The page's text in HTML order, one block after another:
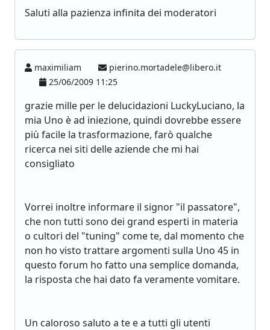
Saluti alla pazienza infinita dei moderatori
maximiliam
pierino.mortadele@libero.it
25/06/2009 11:25
grazie mille per le delucidazioni LuckyLuciano, la
mia Uno è ad iniezione, quindi dovrebbe essere
più facile la trasformazione, farò qualche
ricerca nei siti delle aziende che mi hai
consigliato
Vorrei inoltre informare il signor "il passatore",
che non tutti sono dei grand esperti in materia
o cultori del "tuning" come te, dal momento che
non ho visto trattare argomenti sulla Uno 45 in
questo forum ho fatto una semplice domanda,
la risposta che hai dato fa veramente vomitare.
Un caloroso saluto a te e a tutti gli utenti